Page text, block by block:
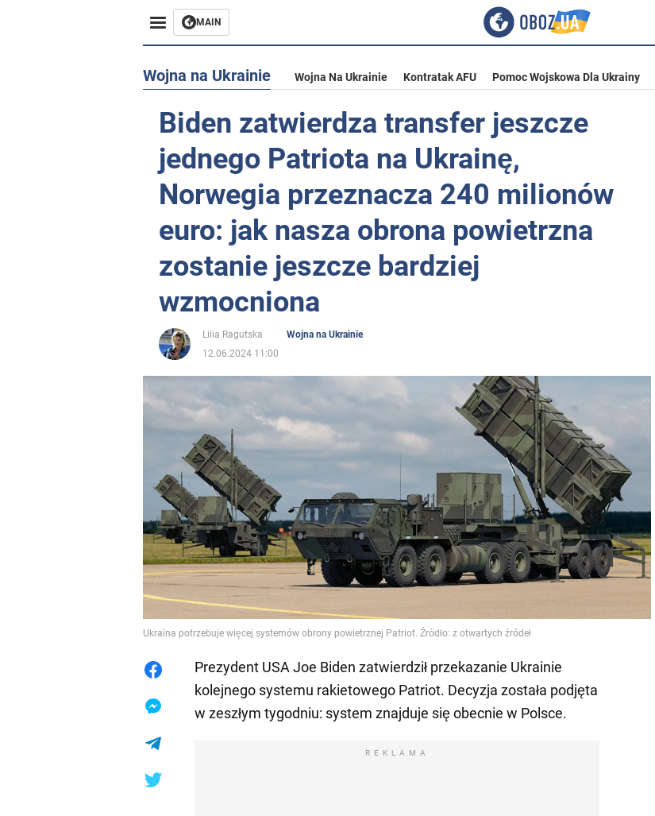
MAIN
Wojna na Ukrainie Wojna Na Ukrainie Kontratak AFU Pomoc Wojskowa Dla Ukrainy
Biden zatwierdza transfer jeszcze
jednego Patriota na Ukrainę,
Norwegia przeznacza 240 milionów
euro: jak nasza obrona powietrzna
zostanie jeszcze bardziej
wzmocniona
Lilia Ragutska
Wojna na Ukrainie
12.06.2024 11:00
Ukraina potrzebuje więcej systemów obrony powietrznej Patriot. Źródło: z otwartych źródeł
Prezydent USA Joe Biden zatwierdził przekazanie Ukrainie
kolejnego systemu rakietowego Patriot. Decyzja została podjęta
w zeszłym tygodniu: system znajduje się obecnie w Polsce.
REKLAMA